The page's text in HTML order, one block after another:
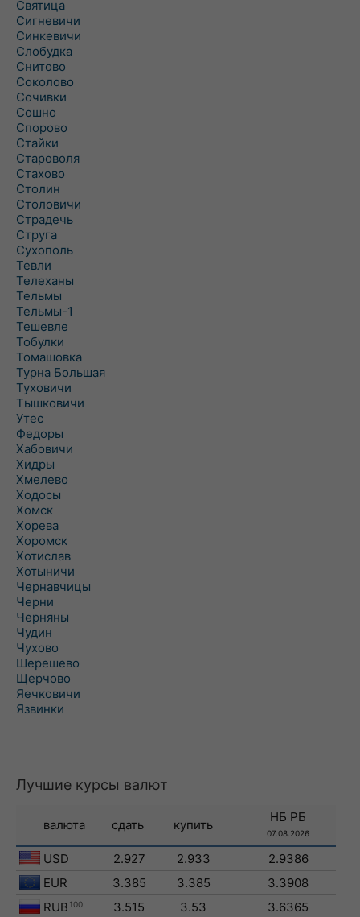
Святица
Сигневичи
Синкевичи
Слобудка
Снитово
Соколово
Сочивки
Сошно
Спорово
Стайки
Староволя
Стахово
Столин
Столовичи
Страдечь
Струга
Сухополь
Тевли
Телеханы
Тельмы
Тельмы-1
Тешевле
Тобулки
Томашовка
Турна Большая
Туховичи
Тышковичи
Утес
Федоры
Хабовичи
Хидры
Хмелево
Ходосы
Хомск
Хорева
Хоромск
Хотислав
Хотыничи
Чернавчицы
Черни
Черняны
Чудин
Чухово
Шерешево
Щерчово
Яечковичи
Язвинки
Лучшие курсы валют
валюта сдать купить
НБ РБ
07.08.2026
USD 2.927 2.933
2.9386
EUR
3.385 3.385
3.3908
RUB 100 3.515 3.53
3.6365